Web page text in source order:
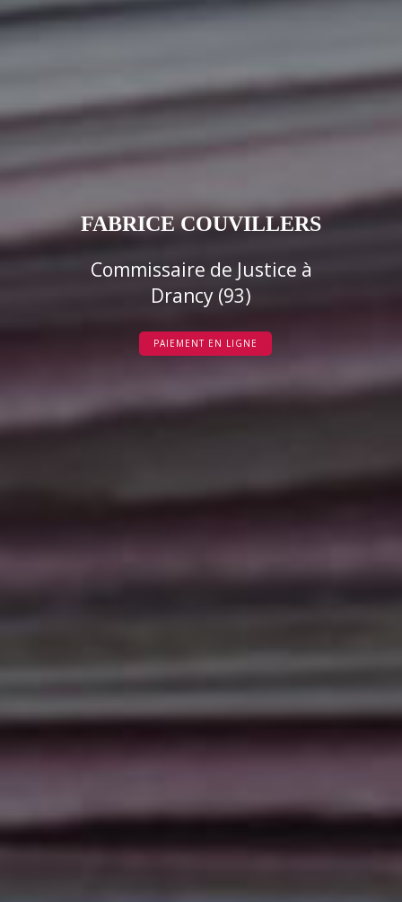
FABRICE COUVILLERS
Commissaire de Justice à
Drancy (93)
PAIEMENT EN LIGNE